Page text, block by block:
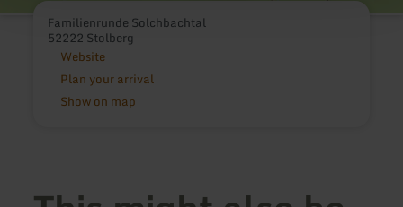
Familienrunde Solchbachtal
52222 Stolberg
Website
Plan your arrival
Show on map